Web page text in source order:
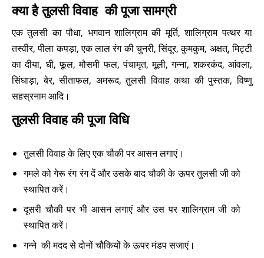
क्या है तुलसी विवाह की पूजा सामग्री
एक तुलसी का पौधा, भगवान शालिग्राम की मूर्ति, शालिग्राम पत्थर या
तस्वीर, पीला कपड़ा, एक लाल रंग की चुनरी, सिंदूर, कुमकुम, अक्षत्, मिट्टी
का दीया, घी, फूल, मौसमी फल, पंचामृत, मूली, गन्ना, शकरकंद, आंवला,
सिंघाड़ा, बेर, सीताफल, अमरूद, तुलसी विवाह कथा की पुस्तक, विष्णु
सहस्रनाम आदि।
तुलसी विवाह की पूजा विधि
तुलसी विवाह के लिए एक चौकी पर आसन लगाएं।
गमले को गेरू रंग रंग दें और उसके बाद चौकी के ऊपर तुलसी जी को
स्थापित करें।
दूसरी चौकी पर भी आसन लगाएं और उस पर शालिग्राम जी को
स्थापित करें।
गन्ने की मदद से दोनों चौकियों के ऊपर मंडप सजाएं।